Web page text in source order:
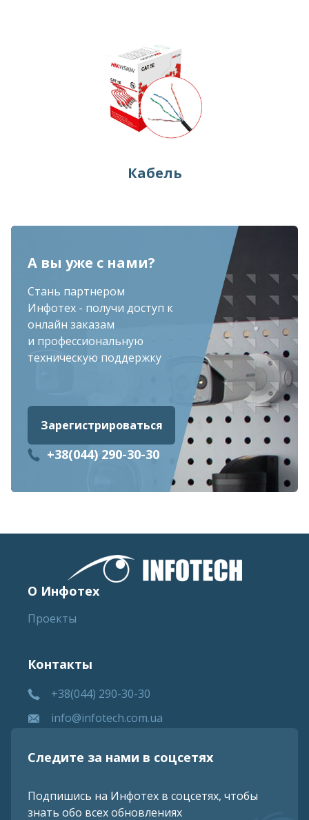
Кабель
А вы уже с нами?
Стань партнером
Инфотех - получи доступ к
онлайн заказам
и профессиональную
техническую поддержку
Зарегистрироваться
+38(044) 290-30-30
О Инфотех
Проекты
Контакты
+38(044) 290-30-30
info@infotech.com.ua
Следите за нами в соцсетях
Подпишись на Инфотех в соцсетях, чтобы
знать обо всех обновлениях